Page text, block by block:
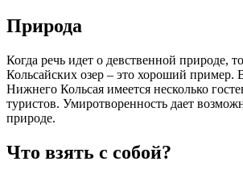
Природа
Когда речь идет о девственной природе,
Кольсайских озер – это хороший пример.
Нижнего Кольсая имеется несколько
туристов. Умиротворенность дает
природе.
Что взять с собой?